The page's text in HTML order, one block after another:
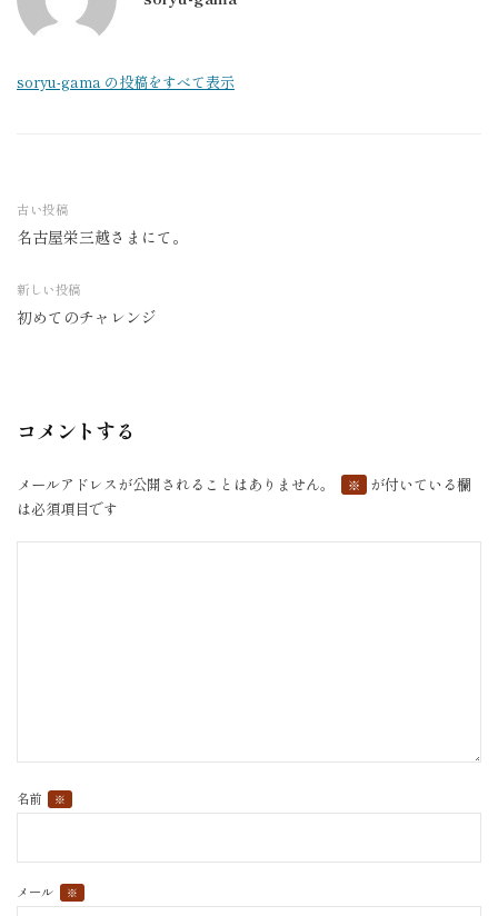
soryu-gama の投稿をすべて表示
投
稿
ナ
ビ
ョ
古い投稿
名古屋栄三越さまにて。
新しい投稿
初めてのチャレンジ
コメントする
メールアドレスが公開されることはありません。 ※
が付いている欄
は必須項目です
名前 ※
メール ※